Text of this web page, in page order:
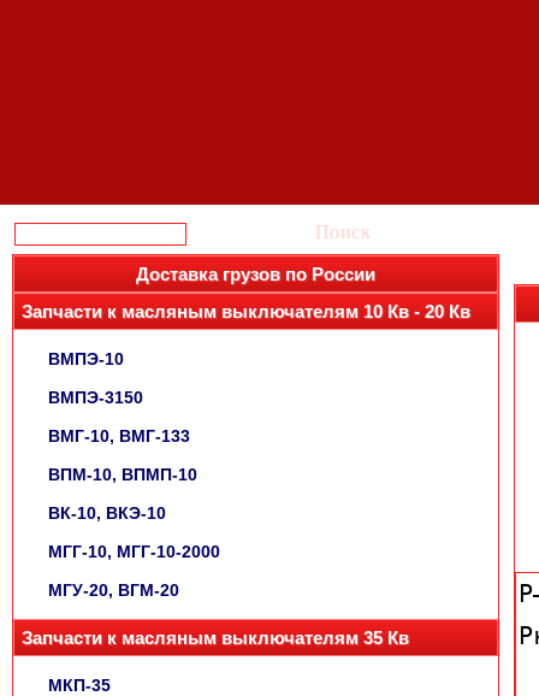
Поиск
Доставка грузов по России
Запчасти к масляным выключателям 10 Кв - 20 Кв
ВМПЭ-10
ВМПЭ-3150
ВМГ-10, ВМГ-133
ВПМ-10, ВПМП-10
ВК-10, ВКЭ-10
МГГ-10, МГГ-10-2000
МГУ-20, ВГМ-20
Запчасти к масляным выключателям 35 Кв
МКП-35